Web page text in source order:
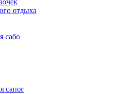
отдыха
сабо
сапог